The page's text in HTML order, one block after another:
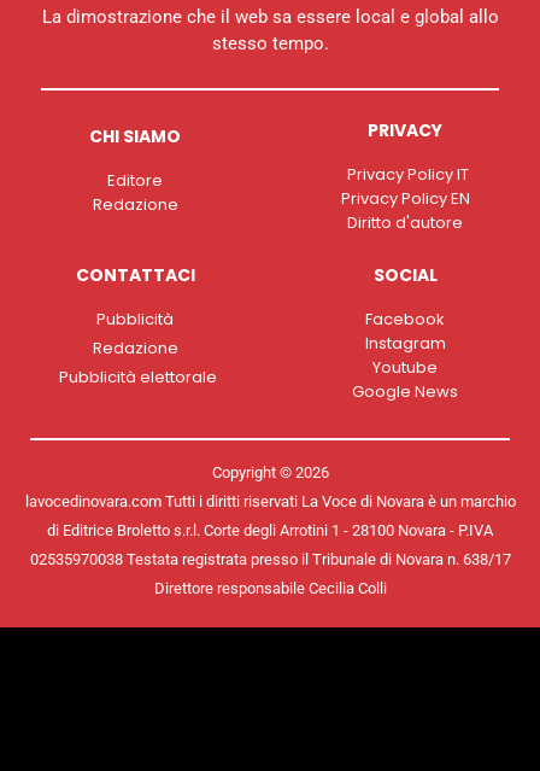
La dimostrazione che il web sa essere local e global allo
stesso tempo.
CHI SIAMO
Editore
Redazione
PRIVACY
Privacy Policy IT
Privacy Policy EN
Diritto d'autore
CONTATTACI
Pubblicità
Redazione
Pubblicità elettorale
SOCIAL
Facebook
Instagram
Youtube
Google News
Copyright © 2026
lavocedinovara.com Tutti i diritti riservati La Voce di Novara è un marchio
di Editrice Broletto s.r.l. Corte degli Arrotini 1 - 28100 Novara - P.IVA
02535970038 Testata registrata presso il Tribunale di Novara n. 638/17
Direttore responsabile Cecilia Colli